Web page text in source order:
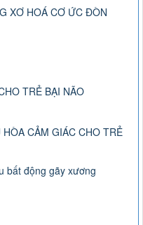
XƠ HOÁ CƠ ỨC ĐÒN
TRẺ BẠI NÃO
CẢM GIÁC CHO TRẺ
bất động gãy xương